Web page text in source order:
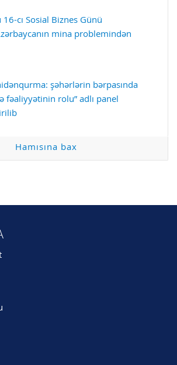
cı Sosial Biznes Günü
mina problemindən
şəhərlərin bərpasında
fəaliyyətinin rolu” adlı panel
Hamısına bax